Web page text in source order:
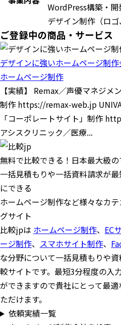
WordPress構築・開
デザイン制作（ロゴ
ご登録中の商品・サービス
デザインに強いホームページ制作
ホームページ制作
【実績】 Remax／声優マネジメ
制作 https://remax-web.jp
「コーポレートサイト」制作
アシスクリニック／医療...
無料で比較できる！日本最大級
一括見積もりや一括資料請求が
にできる
ホームページ制作など様々なカ
グサイト
比較jpは ホームページ制作、 EC
ージ制作、 スマホサイト制作、
な分野について一括見積もりや
較サイトです。最短3分程度の入
ができますので貴社にとって最
ただけます。
依頼実績一覧